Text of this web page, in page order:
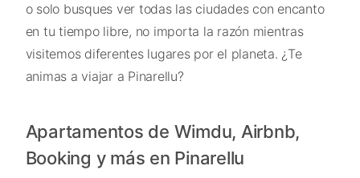
o solo busques ver todas las ciudades con encanto
en tu tiempo libre, no importa la razón mientras
visitemos diferentes lugares por el planeta. ¿Te
animas a viajar a Pinarellu?
Apartamentos de Wimdu, Airbnb,
Booking y más en Pinarellu